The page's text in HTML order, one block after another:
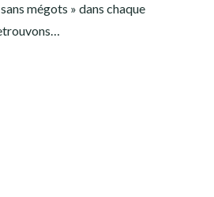
mégots » dans chaque